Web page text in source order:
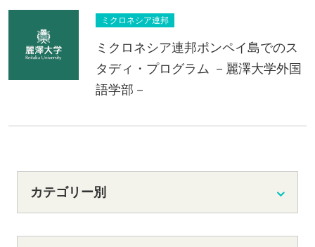
ミクロネシア連邦
ミクロネシア連邦ポンペイ島でのス
タディ・プログラム －麗澤大学外国
語学部－
カテゴリー別